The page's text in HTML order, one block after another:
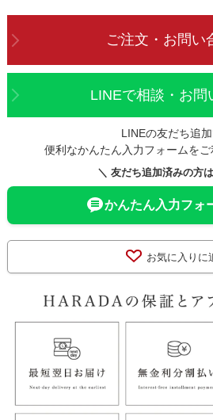
ご注文・お問い
LINEで相談・お問
LINEの友だち追加
便利なかんたん入力フォームをご
＼ 友だち追加済みの方
かんたん入力フォ
お気に入りに